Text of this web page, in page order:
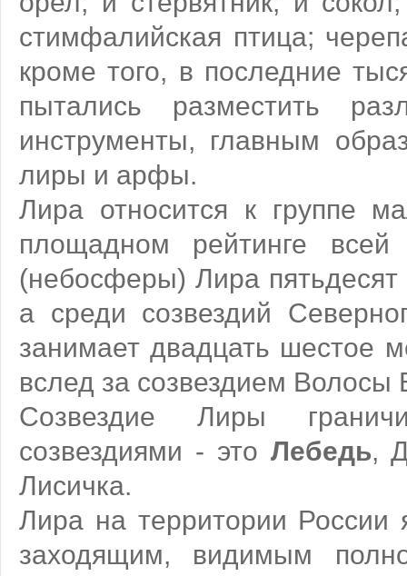
стимфалийская птица;
кроме того, в последние
пытались разместить
инструменты, главным
лиры и арфы.
Лира относится к группе
площадном рейтинге
(небосферы) Лира пятьдесят
а среди созвездий
занимает двадцать шестое
вслед за созвездием Волосы
Созвездие Лиры
созвездиями - это Лебедь,
Лисичка.
Лира на территории России
заходящим, видимым